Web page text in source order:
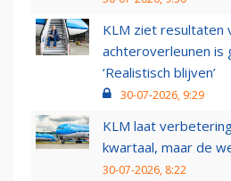
KLM ziet resultaten
achteroverleunen is
‘Realistisch blijven’
30-07-2026, 9:29
KLM laat
kwartaal, maar de
30-07-2026, 8:22